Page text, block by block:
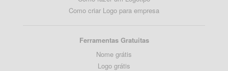
Como criar Logo para empresa
Ferramentas Gratuitas
Nome grátis
Logo grátis